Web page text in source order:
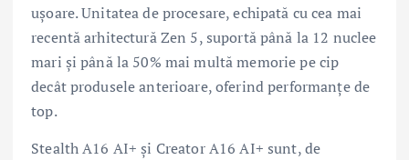
ușoare. Unitatea de procesare, echipată cu cea mai
recentă arhitectură Zen 5, suportă până la 12 nuclee
mari și până la 50% mai multă memorie pe cip
decât produsele anterioare, oferind performanțe de
top.
Stealth A16 AI+ și Creator A16 AI+ sunt, de